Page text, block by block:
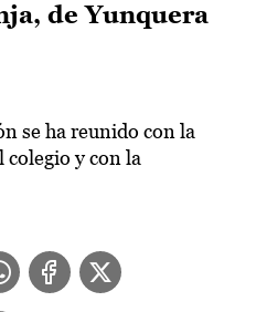
de Yunquera
se ha reunido con la
colegio y con la